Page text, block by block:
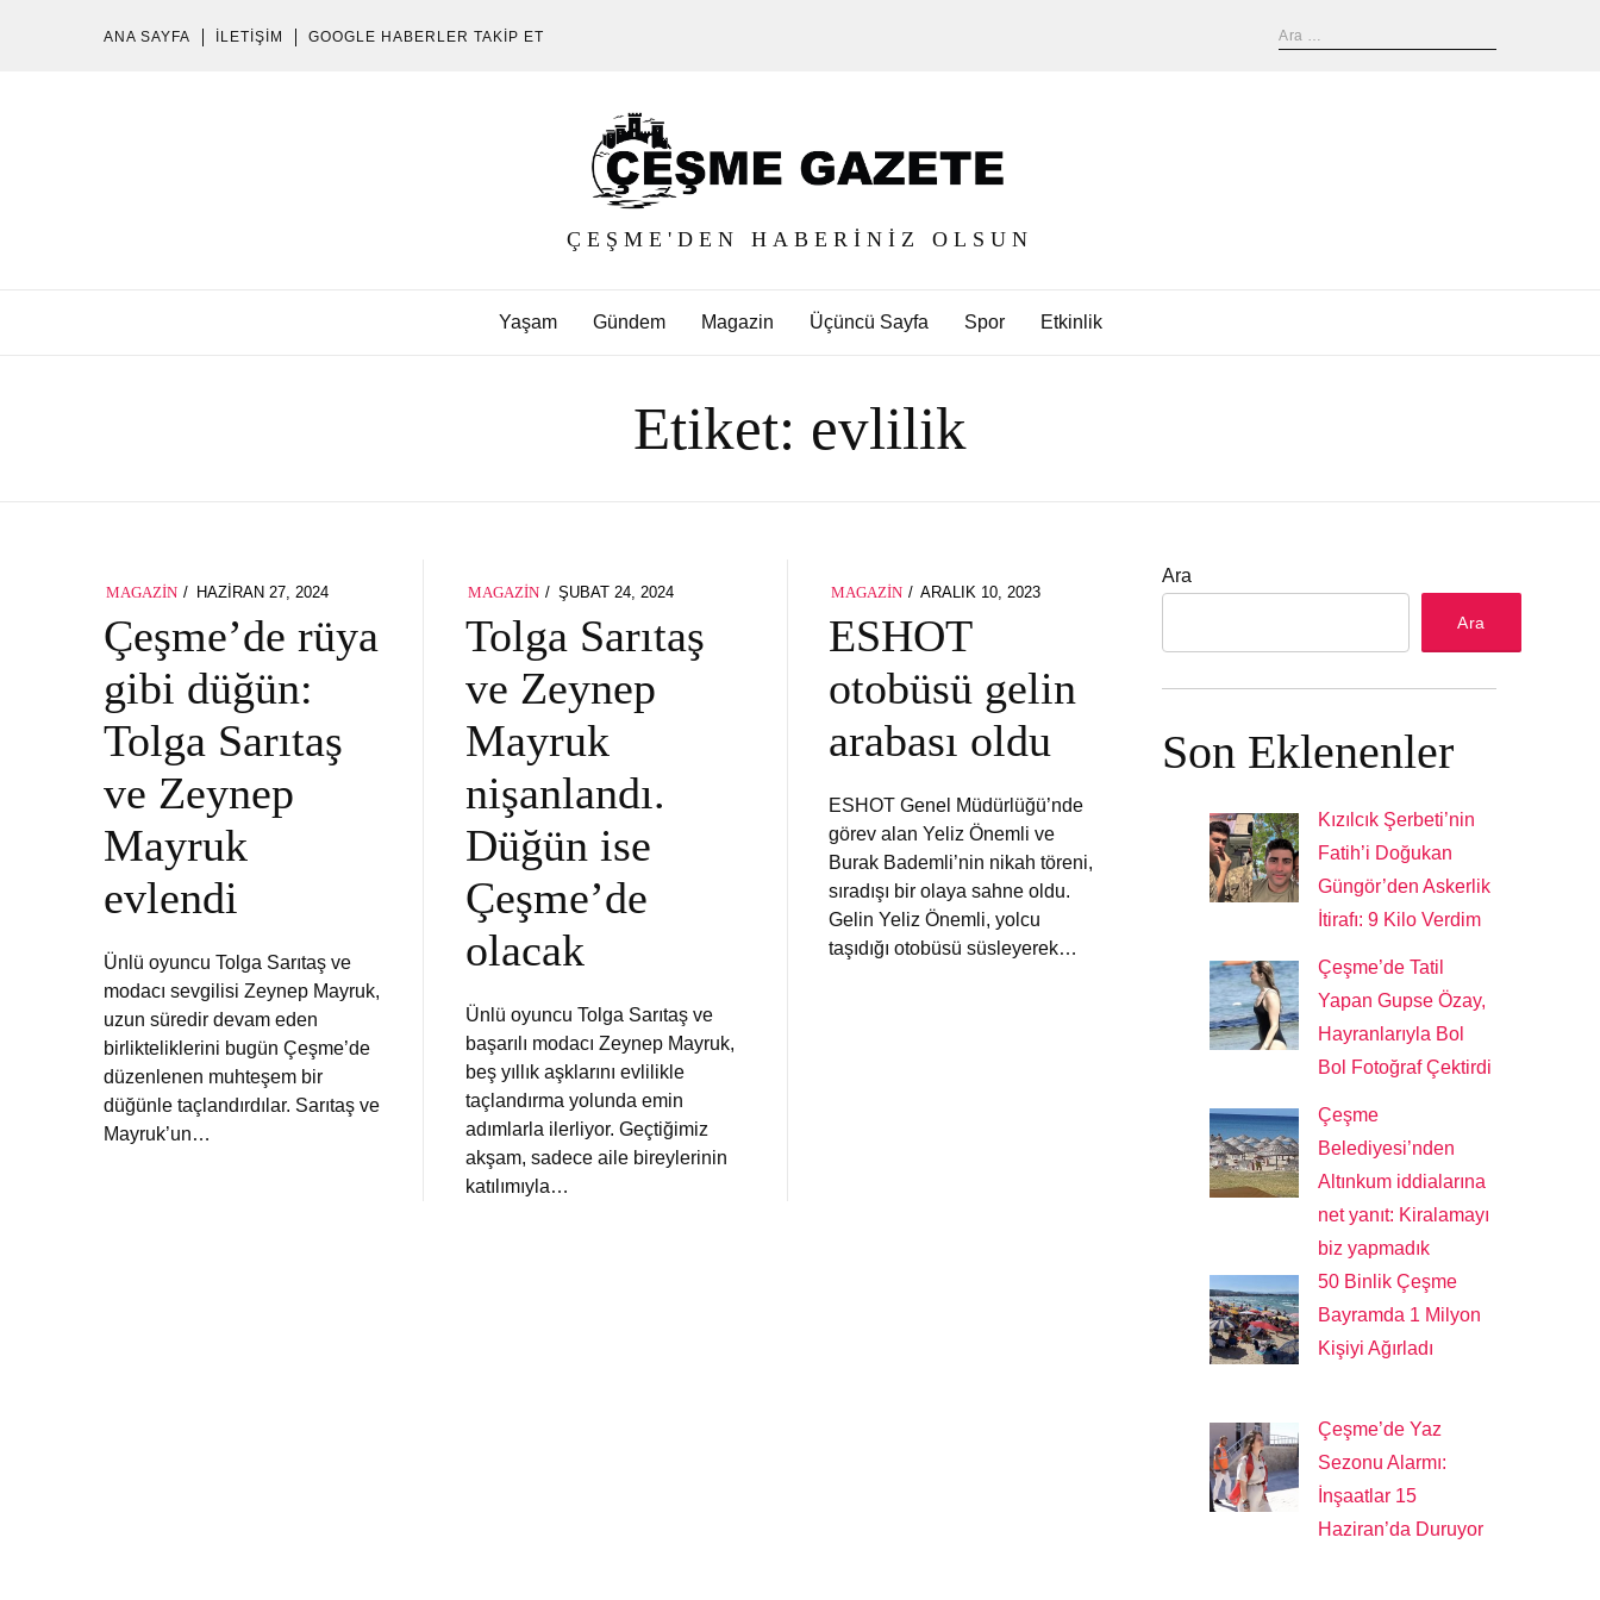
ANA SAYFA İLETIŞIM GOOGLE HABERLER TAKIP ET
ÇEŞME'DEN HABERINIZ OLSUN
Yaşam Gündem Magazin Üçüncü Sayfa Spor Etkinlik
Etiket: evlilik
MAGAZIN
POSTED
HAZIRAN 27, 2024
27,
2024
Çeşme’de rüya
gibi düğün:
Tolga Sarıtaş
ve Zeynep
Mayruk
evlendi
Ünlü oyuncu Tolga Sarıtaş ve
modacı sevgilisi Zeynep Mayruk,
uzun süredir devam eden
birlikteliklerini bugün Çeşme’de
düzenlenen muhteşem bir
düğünle taçlandırdılar. Sarıtaş ve
Mayruk’un…
MAGAZIN
POSTED
ŞUBAT 24, 2024
Tolga Sarıtaş
ve Zeynep
Mayruk
nişanlandı.
Düğün ise
Çeşme’de
olacak
Ünlü oyuncu Tolga Sarıtaş ve
başarılı modacı Zeynep Mayruk,
beş yıllık aşklarını evlilikle
taçlandırma yolunda emin
adımlarla ilerliyor. Geçtiğimiz
akşam, sadece aile bireylerinin
katılımıyla…
MAGAZIN
POSTED
ON
ARALIK 10, 2023
ESHOT
otobüsü gelin
arabası oldu
ESHOT Genel Müdürlüğü’nde
görev alan Yeliz Önemli ve
Burak Bademli’nin nikah töreni,
sıradışı bir olaya sahne oldu.
Gelin Yeliz Önemli, yolcu
taşıdığı otobüsü süsleyerek…
Ara
Ara
Son Eklenenler
Kızılcık Şerbeti’nin
Fatih’i Doğukan
Güngör’den Askerlik
İtirafı: 9 Kilo Verdim
Çeşme’de Tatil
Yapan Gupse Özay,
Hayranlarıyla Bol
Bol Fotoğraf Çektirdi
Çeşme
Belediyesi’nden
Altınkum iddialarına
net yanıt: Kiralamayı
biz yapmadık
50 Binlik Çeşme
Bayramda 1 Milyon
Kişiyi Ağırladı
Çeşme’de Yaz
Sezonu Alarmı:
İnşaatlar 15
Haziran’da Duruyor